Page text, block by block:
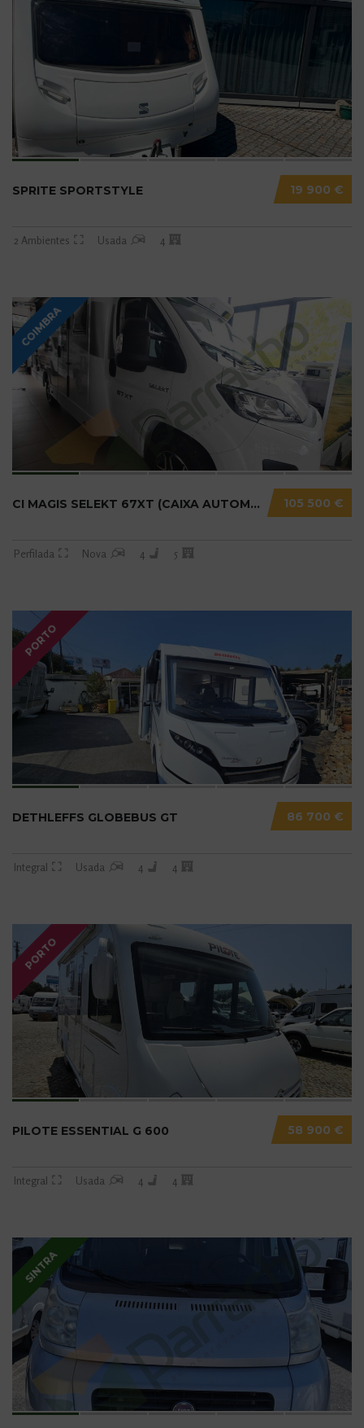
19 900 €
SPRITE SPORTSTYLE
2 Ambientes Usada 4
COIMBRA
105 500 €
CI MAGIS SELEKT 67XT (CAIXA AUTOMÁTICA) N20....
Perfilada Nova 4 5
PORTO
86 700 €
DETHLEFFS GLOBEBUS GT
Integral Usada 4 4
PORTO
58 900 €
PILOTE ESSENTIAL G 600
Integral Usada 4 4
SINTRA